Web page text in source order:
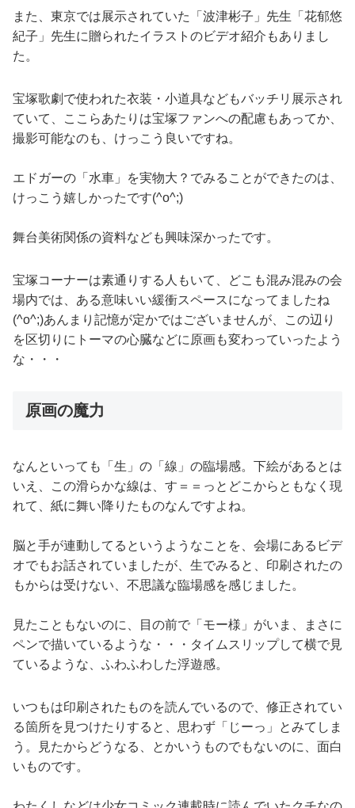
また、東京では展示されていた「波津彬子」先生「花郁悠
紀子」先生に贈られたイラストのビデオ紹介もありまし
た。
宝塚歌劇で使われた衣装・小道具などもバッチリ展示され
ていて、ここらあたりは宝塚ファンへの配慮もあってか、
撮影可能なのも、けっこう良いですね。
エドガーの「水車」を実物大？でみることができたのは、
けっこう嬉しかったです(^o^;)
舞台美術関係の資料なども興味深かったです。
宝塚コーナーは素通りする人もいて、どこも混み混みの会
場内では、ある意味いい緩衝スペースになってましたね
(^o^;)あんまり記憶が定かではございませんが、この辺り
を区切りにトーマの心臓などに原画も変わっていったよう
な・・・
原画の魔力
なんといっても「生」の「線」の臨場感。下絵があるとは
いえ、この滑らかな線は、す＝＝っとどこからともなく現
れて、紙に舞い降りたものなんですよね。
脳と手が連動してるというようなことを、会場にあるビデ
オでもお話されていましたが、生でみると、印刷されたの
もからは受けない、不思議な臨場感を感じました。
見たこともないのに、目の前で「モー様」がいま、まさに
ペンで描いているような・・・タイムスリップして横で見
ているような、ふわふわした浮遊感。
いつもは印刷されたものを読んでいるので、修正されてい
る箇所を見つけたりすると、思わず「じーっ」とみてしま
う。見たからどうなる、とかいうものでもないのに、面白
いものです。